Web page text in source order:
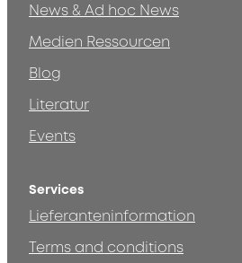
News & Ad hoc News
Medien Ressourcen
Blog
Literatur
Events
Services
Lieferanteninformation
Terms and conditions